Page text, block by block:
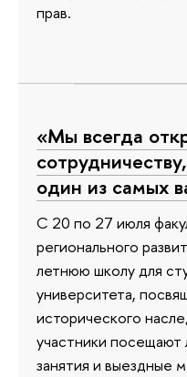
прав.
«Мы всегда
один из самых
С 20 по 27 июля
регионального
летнюю школу для
университета,
исторического
участники посещают
занятия и выездные